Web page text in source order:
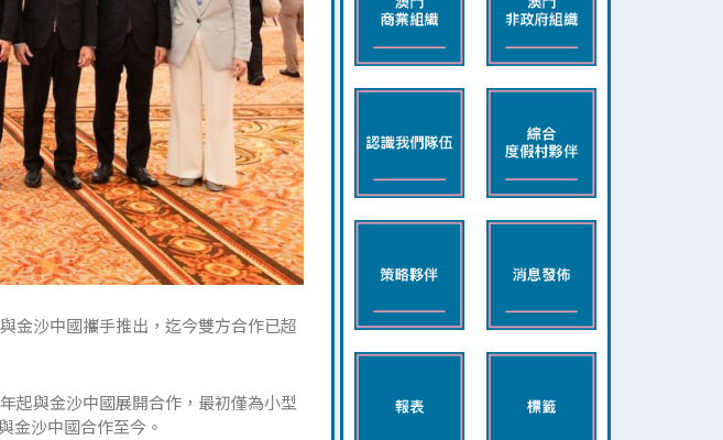
金沙中國攜手推出，迄今雙方合作已超
起與金沙中國展開合作，最初僅為小型
金沙中國合作至今。